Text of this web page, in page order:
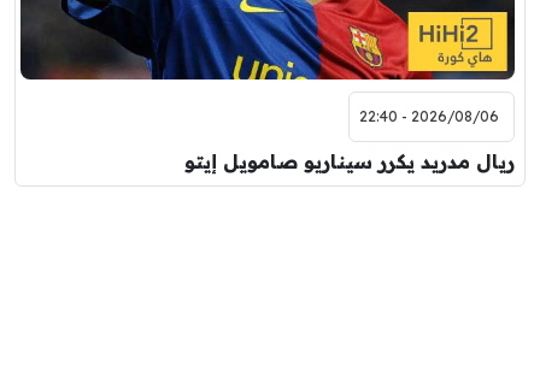
2026/08/06 - 22:40
ريال مدريد يكرر سيناريو صامويل إيتو